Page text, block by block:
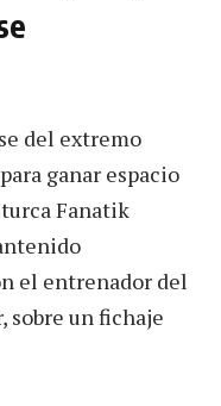
del extremo
ganar espacio
Fanatik
el entrenador del
sobre un fichaje